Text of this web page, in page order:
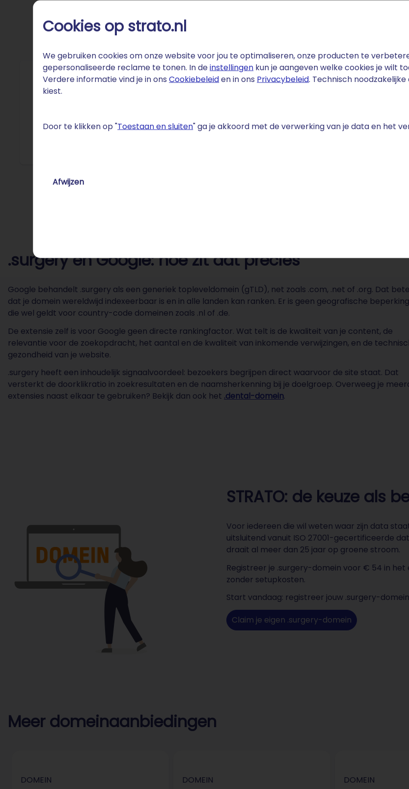
Cookies op strato.nl
We gebruiken cookies om onze website voor jou te optimaliseren, onze producten te
gepersonaliseerde reclame te tonen. In deinstellingen kun je aangeven welke cookies je wilt
Verdere informatie vind je in onsCookiebeleiden in ons Privacybeleid. Technisch
kiest.
Door te klikken op "Toestaan en sluiten" ga je akkoord met de verwerking van je data en het
Afwijzen
Fun fact
Europa. Nederlandse chirurgen worden internationaal
op het gebied van minimaal invasieve chirurgie en
.surgery en Google: hoe zit dat precies
Google behandelt .surgery als een generiek topleveldomein (gTLD), net zoals .com, .net of .org. Dat
dat je domein wereldwijd indexeerbaar is en in alle landen kan ranken. Er is geen geografische
die wel geldt voor country-code domeinen zoals .nl of .de.
De extensie zelf is voor Google geen directe rankingfactor. Wat telt is de kwaliteit van je content, de
relevantie voor de zoekopdracht, het aantal en de kwaliteit van inkomende verwijzingen, en de
gezondheid van je website.
.surgery heeft een inhoudelijk signaalvoordeel: bezoekers begrijpen direct waarvoor de site staat. Dat
versterkt de doorklikratio in zoekresultaten en de naamsherkenning bij je doelgroep. Overweeg je
extensies naast elkaar te gebruiken? Bekijk dan ook het .dental-domein.
STRATO: de keuze als
Voor iedereen die wil weten waar zijn data
uitsluitend vanuit ISO 27001-gecertificeerde
draait al meer dan 25 jaar op groene stroom.
Registreer je .surgery-domein voor € 54 in
zonder setupkosten.
Start vandaag: registreer jouw .surgery-
Claim je eigen .surgery-domein
Meer domeinaanbiedingen
DOMEIN DOMEIN DOMEIN